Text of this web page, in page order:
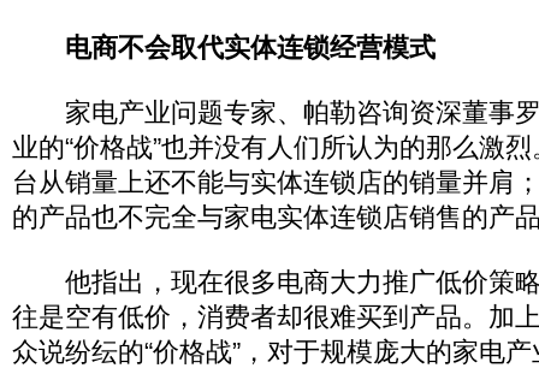
电商不会取代实体连锁经营模式
家电产业问题专家、帕勒咨询资深董事
业的“价格战”也并没有人们所认为的那么激
台从销量上还不能与实体连锁店的销量并肩
的产品也不完全与家电实体连锁店销售的产
他指出，现在很多电商大力推广低价策
往是空有低价，消费者却很难买到产品。加
众说纷纭的“价格战”，对于规模庞大的家电